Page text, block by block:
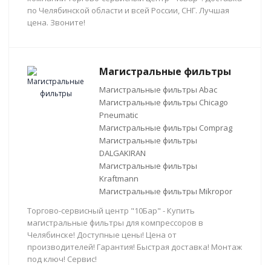
по Челябинской области и всей России, СНГ. Лучшая
цена. Звоните!
Магистральные фильтры
Магистральные фильтры Abac
Магистральные фильтры Chicago
Pneumatic
Магистральные фильтры Comprag
Магистральные фильтры
DALGAKIRAN
Магистральные фильтры
Kraftmann
Магистральные фильтры Mikropor
Торгово-сервисный центр "10Бар" - Купить
магистральные фильтры для компрессоров в
Челябинске! Доступные цены! Цена от
производителей! Гарантия! Быстрая доставка! Монтаж
под ключ! Сервис!